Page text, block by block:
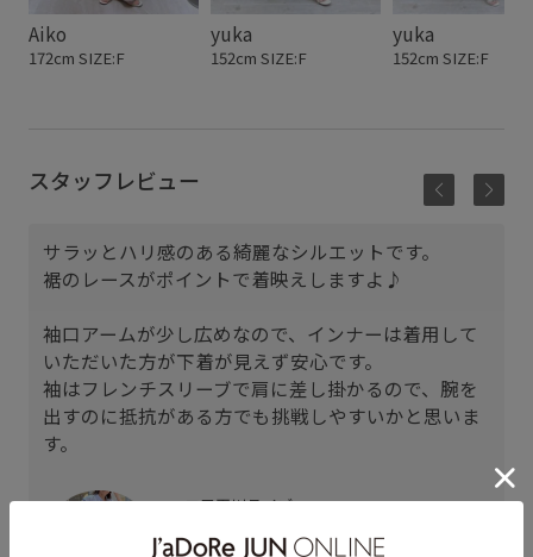
Aiko
172cm SIZE:F
yuka
152cm SIZE:F
yuka
152cm SIZE:F
スタッフレビュー
サラッとハリ感のある綺麗なシルエットです。
裾のレースがポイントで着映えしますよ♪
袖口アームが少し広めなので、インナーは着用して
いただいた方が下着が見えず安心です。
袖はフレンチスリーブで肩に差し掛かるので、腕を
出すのに抵抗がある方でも挑戦しやすいかと思いま
す。
二子玉川ライズ